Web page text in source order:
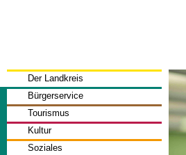
Der Landkreis
Bürgerservice
Tourismus
Kultur
Soziales